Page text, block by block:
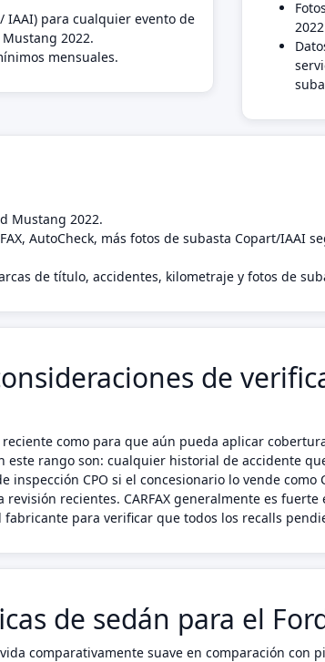
IAAI) para cualquier evento de
2022.
mensuales.
Mustang 2022.
AutoCheck, más fotos de subasta Copart/IAAI
de título, accidentes, kilometraje y fotos de
de
como para que aún pueda aplicar
este rango son: cualquier historial de accidente
CPO si el concesionario lo vende
recientes. CARFAX generalmente es
para verificar que todos los recalls
de sedán para el
comparativamente suave en comparación con